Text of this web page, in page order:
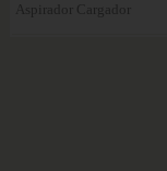
Aspirador Cargador